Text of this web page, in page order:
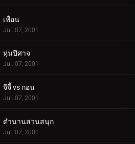
เพื่อน
Jul. 07, 2001
หุ่นปีศาจ
Jul. 07, 2001
จีจี้ vs กอน
Jul. 07, 2001
ตำนานสวนสนุก
Jul. 07, 2001